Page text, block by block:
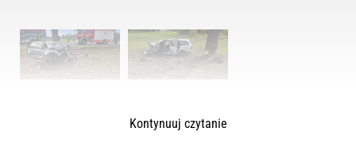
Kontynuuj czytanie